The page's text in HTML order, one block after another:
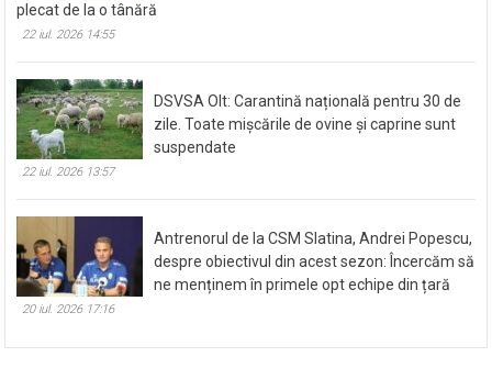
plecat de la o tânără
22 iul. 2026 14:55
DSVSA Olt: Carantină națională pentru 30 de
zile. Toate mișcările de ovine și caprine sunt
suspendate
22 iul. 2026 13:57
Antrenorul de la CSM Slatina, Andrei Popescu,
despre obiectivul din acest sezon: Încercăm să
ne menținem în primele opt echipe din țară
20 iul. 2026 17:16